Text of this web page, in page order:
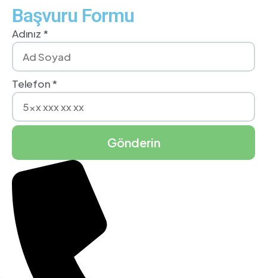
Başvuru Formu
Adınız *
Telefon *